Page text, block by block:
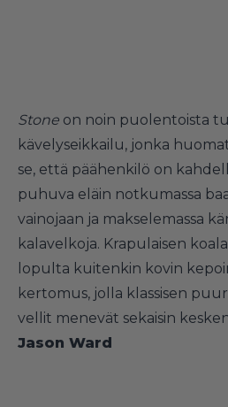
Stone on noin puolentoista
kävelyseikkailu, jonka
se, että päähenkilö on
puhuva eläin notkumassa
vainojaan ja makselemassa
kalavelkoja. Krapulaisen
lopulta kuitenkin kovin
kertomus, jolla klassisen
vellit menevät sekaisin
Jason Ward